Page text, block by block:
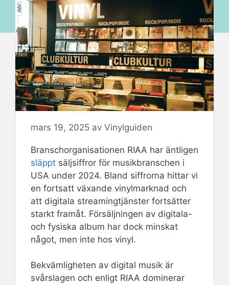
mars 19, 2025 av Vinylguiden
Branschorganisationen RIAA har äntligen
släppt säljsiffror för musikbranschen i
USA under 2024. Bland siffrorna hittar vi
en fortsatt växande vinylmarknad och
att digitala streamingtjänster fortsätter
starkt framåt. Försäljningen av digitala-
och fysiska album har dock minskat
något, men inte hos vinyl.
Bekvämligheten av digital musik är
svårslagen och enligt RIAA dominerar